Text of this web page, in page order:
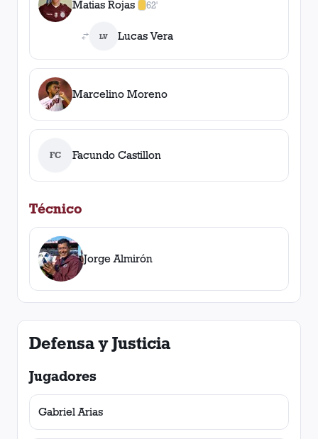
Matias Rojas 62'
1amarilla
LV Lucas Vera
Marcelino Moreno
FC Facundo Castillon
Técnico
Jorge Almirón
Defensa y Justicia
Jugadores
Gabriel Arias